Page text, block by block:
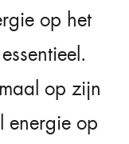
op het
op zijn
energie op